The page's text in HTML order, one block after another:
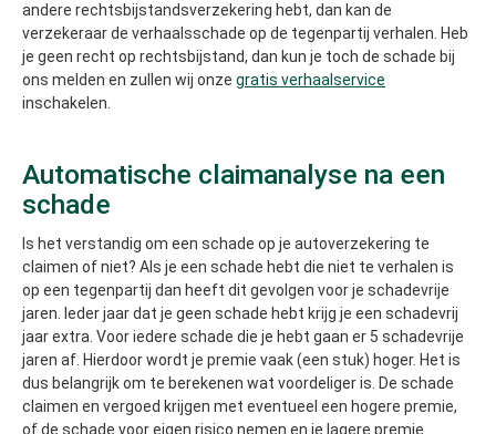
andere rechtsbijstandsverzekering hebt, dan kan de
verzekeraar de verhaalsschade op de tegenpartij verhalen. Heb
je geen recht op rechtsbijstand, dan kun je toch de schade bij
ons melden en zullen wij onze gratis verhaalservice
inschakelen.
Automatische claimanalyse na een
schade
Is het verstandig om een schade op je autoverzekering te
claimen of niet? Als je een schade hebt die niet te verhalen is
op een tegenpartij dan heeft dit gevolgen voor je schadevrije
jaren. Ieder jaar dat je geen schade hebt krijg je een schadevrij
jaar extra. Voor iedere schade die je hebt gaan er 5 schadevrije
jaren af. Hierdoor wordt je premie vaak (een stuk) hoger. Het is
dus belangrijk om te berekenen wat voordeliger is. De schade
claimen en vergoed krijgen met eventueel een hogere premie,
of de schade voor eigen risico nemen en je lagere premie